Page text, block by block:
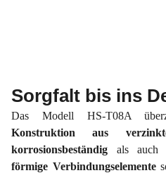
Sorgfalt bis ins
Das Modell HS-T08A
Konstruktion aus
korrosionsbeständig als auch
förmige Verbindungselemente